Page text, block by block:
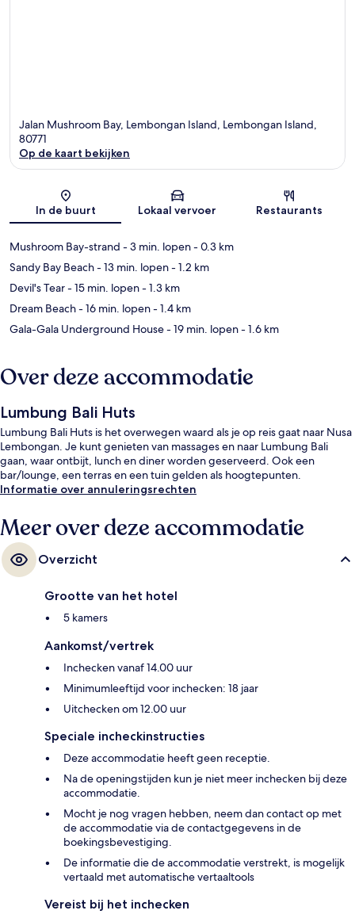
Jalan Mushroom Bay, Lembongan Island, Lembongan Island,
80771
Op de kaart bekijken
In de buurt Lokaal vervoer Restaurants
Mushroom Bay-strand - 3 min. lopen- 0.3 km
Sandy Bay Beach- 13 min. lopen- 1.2 km
Devil's Tear- 15 min. lopen- 1.3 km
Dream Beach- 16 min. lopen- 1.4 km
Gala-Gala Underground House- 19 min. lopen- 1.6 km
Over deze accommodatie
Lumbung Bali Huts
Lumbung Bali Huts is het overwegen waard als je op reis gaat naar Nusa
Lembongan. Je kunt genieten van massages en naar Lumbung Bali
gaan, waar ontbijt, lunch en diner worden geserveerd. Ook een
bar/lounge, een terras en een tuin gelden als hoogtepunten.
Informatie over annuleringsrechten
Meer over deze accommodatie
Overzicht
Grootte van het hotel
5 kamers
Aankomst/vertrek
Inchecken vanaf 14.00 uur
Minimumleeftijd voor inchecken: 18 jaar
Uitchecken om 12.00 uur
Speciale incheckinstructies
Deze accommodatie heeft geen receptie.
Na de openingstijden kun je niet meer inchecken bij deze
accommodatie.
Mocht je nog vragen hebben, neem dan contact op met
de accommodatie via de contactgegevens in de
boekingsbevestiging.
De informatie die de accommodatie verstrekt, is mogelijk
vertaald met automatische vertaaltools
Vereist bij het inchecken